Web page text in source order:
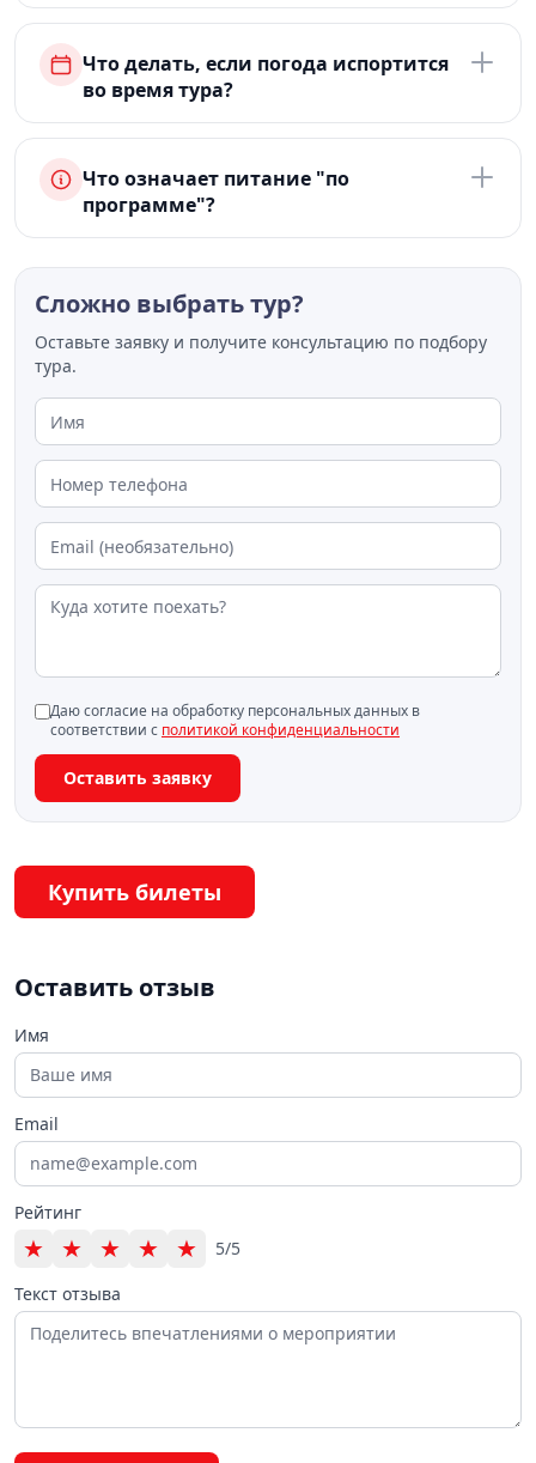
Что делать, если погода испортится
во время тура?
Что означает питание "по
программе"?
Сложно выбрать тур?
Оставьте заявку и получите консультацию по подбору
тура.
Даю согласие на обработку персональных данных в
соответствии с политикой конфиденциальности
Оставить заявку
Купить билеты
Оставить отзыв
Имя
Email
Рейтинг
★ ★ ★ ★ ★
5/5
Текст отзыва